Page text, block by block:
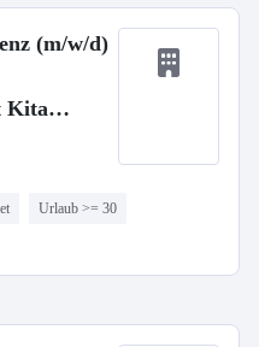
(m/w/d)
Kita
Urlaub >= 30